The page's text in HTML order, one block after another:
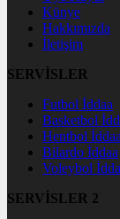
Künye
Hakkımızda
İletişim
SERVİSLER
Futbol İddaa
Basketbol
Hentbol İddaa
Bilardo İddaa
Voleybol
SERVİSLER 2